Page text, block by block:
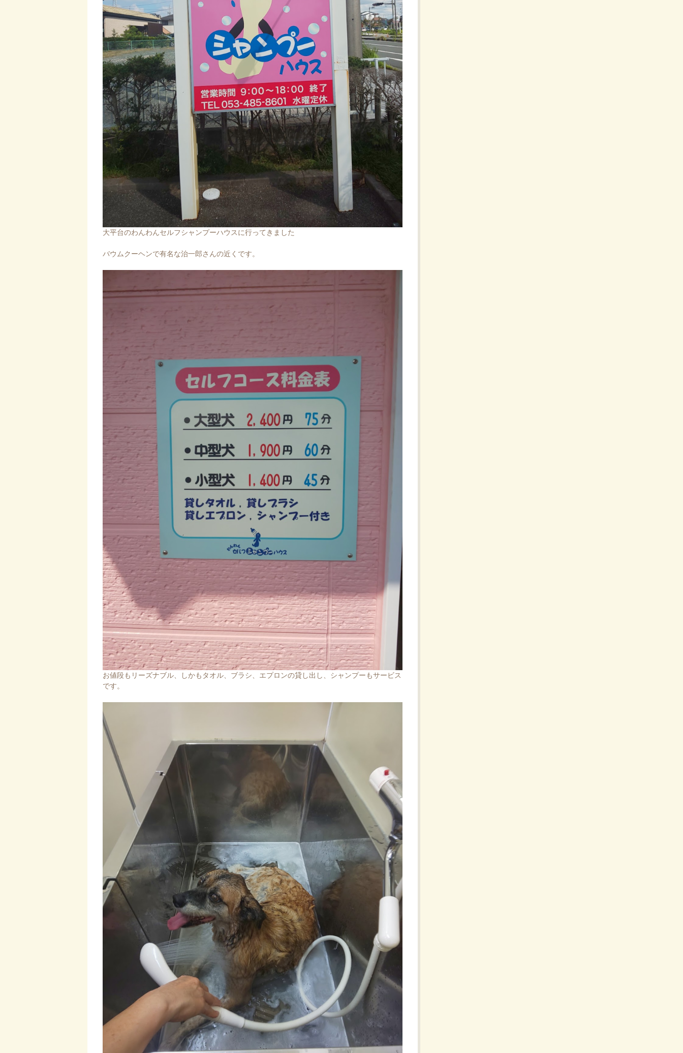
大平台のわんわんセルフシャンプーハウスに行ってきました
バウムクーヘンで有名な治一郎さんの近くです。
お値段もリーズナブル、しかもタオル、ブラシ、エプロンの貸し出し、シャンプーもサービス
です。